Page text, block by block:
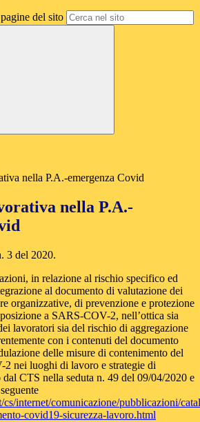
del sito
nella P.A.-emergenza Covid
nella P.A.-
3 del 2020.
in relazione al rischio specifico ed
al documento di valutazione dei
organizzative, di prevenzione e protezione
a SARS-COV-2, nell’ottica sia
lavoratori sia del rischio di aggregazione
con i contenuti del documento
delle misure di contenimento del
2 nei luoghi di lavoro e strategie di
dal CTS nella seduta n. 49 del 09/04/2020 e
internet/comunicazione/pubblicazioni/
covid19-sicurezza-lavoro.html